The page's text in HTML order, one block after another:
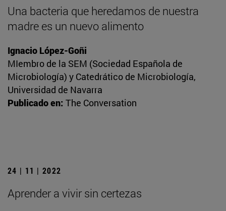
Una bacteria que heredamos de nuestra
madre es un nuevo alimento
Ignacio López-Goñi
MIembro de la SEM (Sociedad Española de
Microbiología) y Catedrático de Microbiología,
Universidad de Navarra
Publicado en: The Conversation
24 | 11 | 2022
Aprender a vivir sin certezas